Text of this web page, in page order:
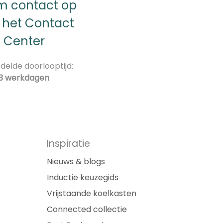
contact op
Contact
Center
doorlooptijd:
werkdagen
Inspiratie
Nieuws & blogs
Inductie keuzegids
Vrijstaande koelkasten
Connected collectie